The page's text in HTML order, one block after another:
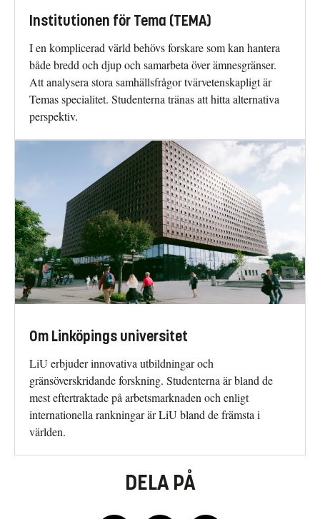
Institutionen för Tema (TEMA)
I en komplicerad värld behövs forskare som kan hantera
både bredd och djup och samarbeta över ämnesgränser.
Att analysera stora samhällsfrågor tvärvetenskapligt är
Temas specialitet. Studenterna tränas att hitta alternativa
perspektiv.
Om Linköpings universitet
LiU erbjuder innovativa utbildningar och
gränsöverskridande forskning. Studenterna är bland de
mest eftertraktade på arbetsmarknaden och enligt
internationella rankningar är LiU bland de främsta i
världen.
DELA PÅ